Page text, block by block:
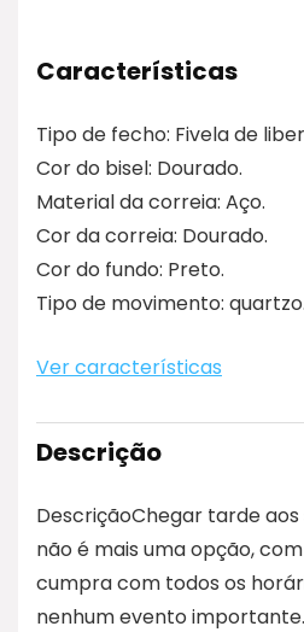
Características
Tipo de fecho: Fivela de
Cor do bisel: Dourado.
Material da correia: Aço.
Cor da correia: Dourado.
Cor do fundo: Preto.
Tipo de movimento: quartzo.
Ver características
Descrição
DescriçãoChegar tarde
não é mais uma opção,
cumpra com todos os
nenhum evento